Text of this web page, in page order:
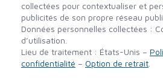
collectées pour contextualiser et
publicités de son propre réseau
Données personnelles collectées :
d’utilisation.
Lieu de traitement : États-Unis –
confidentialité – Option de retrait